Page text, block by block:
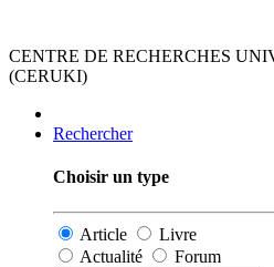
CENTRE DE RECHERCHES
(CERUKI)
Rechercher
Choisir un type
Article
Livre
Actualité
Forum